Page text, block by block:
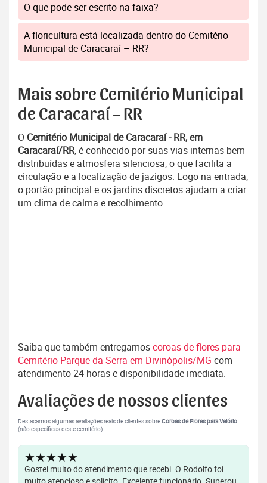
O que pode ser escrito na faixa?
A floricultura está localizada dentro do Cemitério
Municipal de Caracaraí – RR?
Mais sobre Cemitério Municipal
de Caracaraí – RR
O Cemitério Municipal de Caracaraí - RR, em
Caracaraí/RR, é conhecido por suas vias internas bem
distribuídas e atmosfera silenciosa, o que facilita a
circulação e a localização de jazigos. Logo na entrada,
o portão principal e os jardins discretos ajudam a criar
um clima de calma e recolhimento.
Saiba que também entregamoscoroas de flores para
Cemitério Parque da Serra em Divinópolis/MG com
atendimento 24 horas e disponibilidade imediata.
Avaliações de nossos clientes
Destacamos algumas avaliações reais de clientes sobreCoroas de Flores para Velório.
(não específicas deste cemitério).
★★★★★
Gostei muito do atendimento que recebi. O Rodolfo foi